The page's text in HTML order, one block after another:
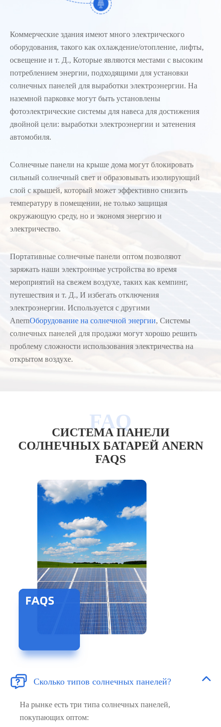
Коммерческие здания имеют много электрического
оборудования, такого как охлаждение/отопление, лифты,
освещение и т. Д., Которые являются местами с высоким
потреблением энергии, подходящими для установки
солнечных панелей для выработки электроэнергии. На
наземной парковке могут быть установлены
фотоэлектрические системы для навеса для достижения
двойной цели: выработки электроэнергии и затенения
автомобиля.
Солнечные панели на крыше дома могут блокировать
сильный солнечный свет и образовывать изолирующий
слой с крышей, который может эффективно снизить
температуру в помещении, не только защищая
окружающую среду, но и экономя энергию и
электричество.
Портативные солнечные панели оптом позволяют
заряжать наши электронные устройства во время
мероприятий на свежем воздухе, таких как кемпинг,
путешествия и т. Д., И избегать отключения
электроэнергии. Используется с другими
AnernОборудование на солнечной энергии, Системы
солнечных панелей для продажи могут хорошо решить
проблему сложности использования электричества на
открытом воздухе.
СИСТЕМА ПАНЕЛИ
СОЛНЕЧНЫХ БАТАРЕЙ ANERN
FAQS
 Сколько типов солнечных панелей? 
На рынке есть три типа солнечных панелей,
покупающих оптом: